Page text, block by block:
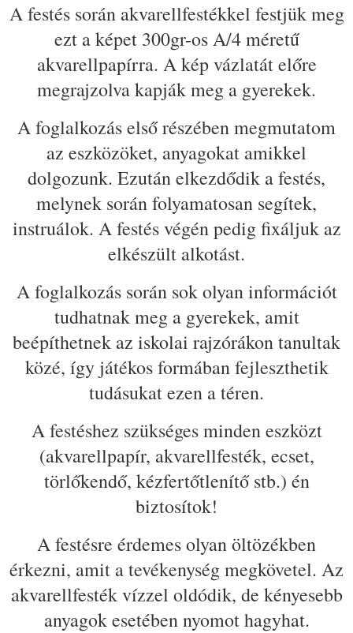
A festés során akvarellfestékkel festjük meg
ezt a képet 300gr-os A/4 méretű
akvarellpapírra. A kép vázlatát előre
megrajzolva kapják meg a gyerekek.
A foglalkozás első részében megmutatom
az eszközöket, anyagokat amikkel
dolgozunk. Ezután elkezdődik a festés,
melynek során folyamatosan segítek,
instruálok. A festés végén pedig fixáljuk az
elkészült alkotást.
A foglalkozás során sok olyan információt
tudhatnak meg a gyerekek, amit
beépíthetnek az iskolai rajzórákon tanultak
közé, így játékos formában fejleszthetik
tudásukat ezen a téren.
A festéshez szükséges minden eszközt
(akvarellpapír, akvarellfesték, ecset,
törlőkendő, kézfertőtlenítő stb.) én
biztosítok!
A festésre érdemes olyan öltözékben
érkezni, amit a tevékenység megkövetel. Az
akvarellfesték vízzel oldódik, de kényesebb
anyagok esetében nyomot hagyhat.